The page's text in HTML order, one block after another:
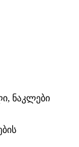
ნაკლები